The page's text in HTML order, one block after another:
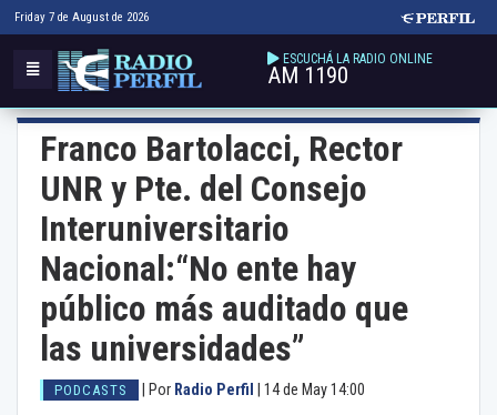
Friday 7 de August de 2026
ESCUCHÁ LA RADIO ONLINE
AM 1190
Franco Bartolacci, Rector
UNR y Pte. del Consejo
Interuniversitario
Nacional:“No ente hay
público más auditado que
las universidades”
PODCASTS Por Radio Perfil 14 de May 14:00